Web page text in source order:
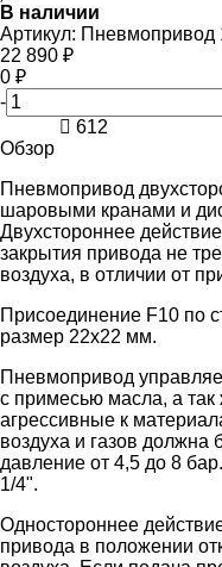
В наличии
Артикул: Пневмопривод
22 890 ₽
0 ₽
-
612
Обзор
Пневмопривод
шаровыми кранами и
Двухстороннее
закрытия привода не
воздуха, в отличии от
Присоединение F10 по
размер 22х22 мм.
Пневмопривод
с примесью масла, а
агрессивные к
воздуха и газов
давление от 4,5 до 8
1/4".
Одностороннее
привода в положении